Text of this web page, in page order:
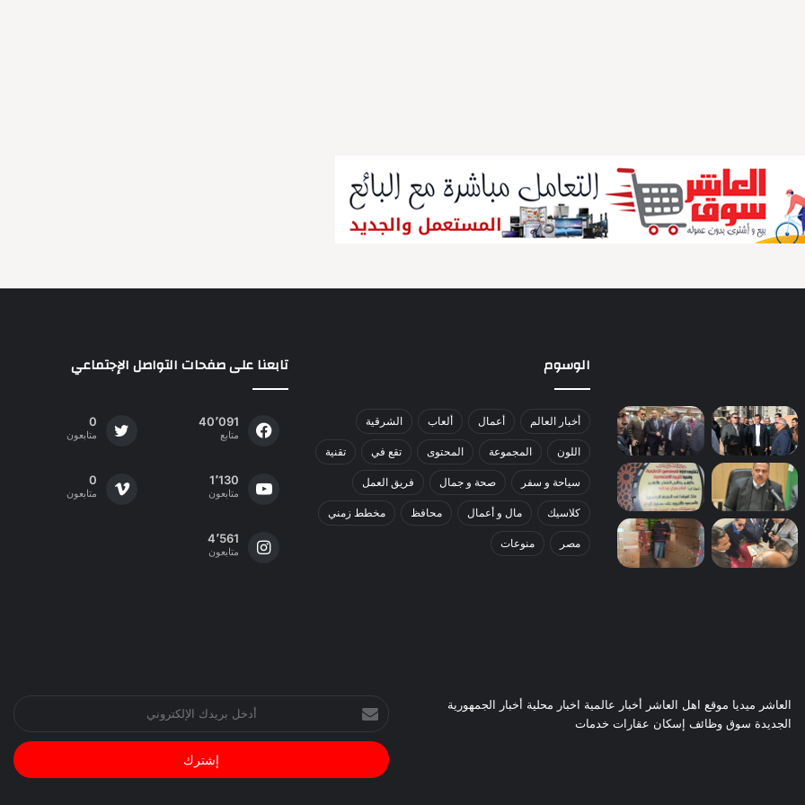
الوسوم
أخبار العالم أعمال ألعاب الشرقية
اللون المجموعة المحتوى تقع في تقنية
سياحة و سفر صحة و جمال فريق العمل
كلاسيك مال و أعمال محافظ مخطط زمني
مصر منوعات
تابعنا على صفحات التواصل الإجتماعي
40٬091
متابع
0
متابعون
1٬130
متابعون
0
متابعون
4٬561
متابعون
العاشر ميديا موقع اهل العاشر أخبار عالمية اخبار محلية أخبار الجمهورية
الجديدة سوق وظائف إسكان عقارات خدمات
أدخل
بريدك
الإلكتروني